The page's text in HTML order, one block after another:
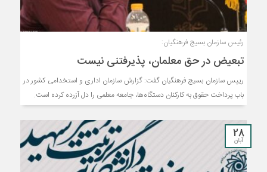
رئیس سازمان بسیج فرهنگیان:
تبعیض در حق معلمان، پذیرفتنی نیست
رییس سازمان بسیج فرهنگیان گفت: گزارش سازمان اداری و استخدامی کشور در
باب پرداخت حقوق به کارکنان دستگاه‌ها، جامعه معلمی را دل آزرده کرده است.
28
آبان